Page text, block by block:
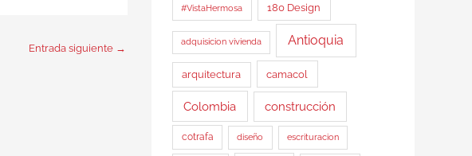
Entrada siguiente →
#VistaHermosa 180 Design
adquisicion vivienda Antioquia
arquitectura camacol
Colombia construcción
cotrafa diseño escrituracion